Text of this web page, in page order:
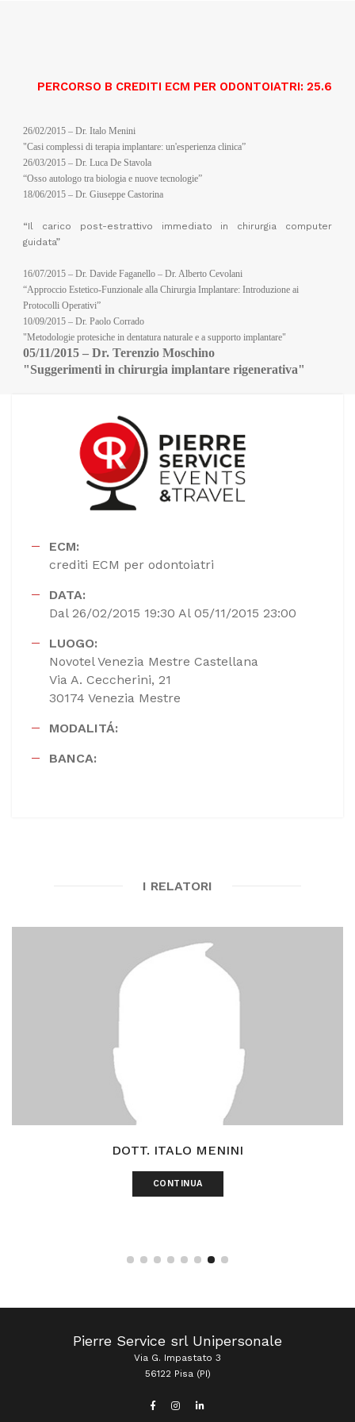
PERCORSO B CREDITI ECM PER ODONTOIATRI: 25.6
26/02/2015 – Dr. Italo Menini
"Casi complessi di terapia implantare: un'esperienza clinica”
26/03/2015 – Dr. Luca De Stavola
“Osso autologo tra biologia e nuove tecnologie”
18/06/2015 – Dr. Giuseppe Castorina
“Il carico post-estrattivo immediato in chirurgia computer
guidata”
16/07/2015 – Dr. Davide Faganello – Dr. Alberto Cevolani
“Approccio Estetico-Funzionale alla Chirurgia Implantare: Introduzione ai
Protocolli Operativi”
10/09/2015 – Dr. Paolo Corrado
"Metodologie protesiche in dentatura naturale e a supporto implantare"
05/11/2015 – Dr. Terenzio Moschino
"Suggerimenti in chirurgia implantare rigenerativa"
ECM:
crediti ECM per odontoiatri
DATA:
Dal 26/02/2015 19:30 Al 05/11/2015 23:00
LUOGO:
Novotel Venezia Mestre Castellana
Via A. Ceccherini, 21
30174 Venezia Mestre
MODALITÁ:
BANCA:
I RELATORI
DOTT. ITALO MENINI
CONTINUA
Pierre Service srl Unipersonale
Via G. Impastato 3
56122 Pisa (PI)